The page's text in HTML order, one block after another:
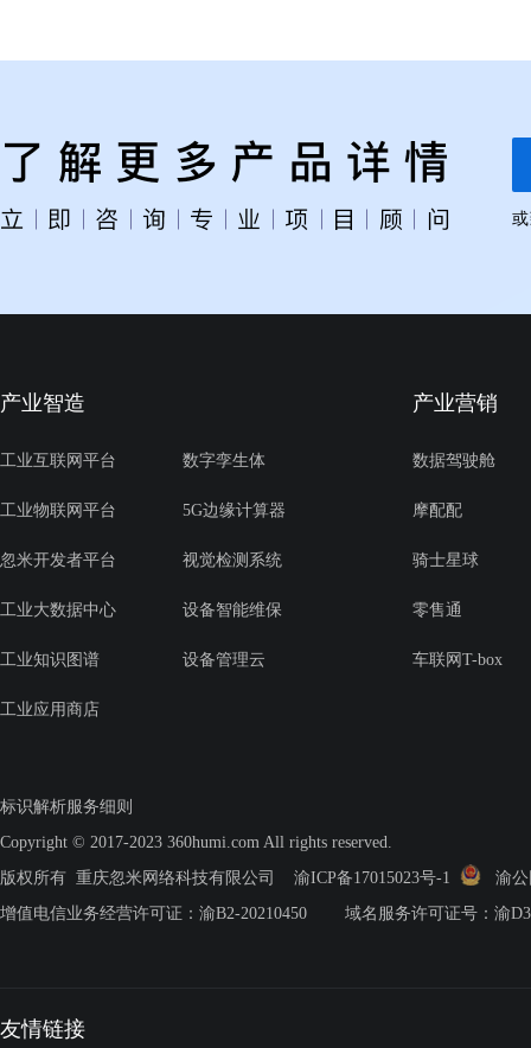
产业智造
工业互联网平台 数字孪生体
工业物联网平台 5G边缘计算器
忽米开发者平台 视觉检测系统
工业大数据中心 设备智能维保
工业知识图谱 设备管理云
工业应用商店
产业营销
数据驾驶舱
摩配配
骑士星球
零售通
车联网T-box
标识解析服务细则
Copyright © 2017-2023 360humi.com All rights reserved.
版权所有 重庆忽米网络科技有限公司 渝ICP备17015023号-1
渝公
增值电信业务经营许可证：渝B2-20210450 域名服务许可证号：渝
友情链接